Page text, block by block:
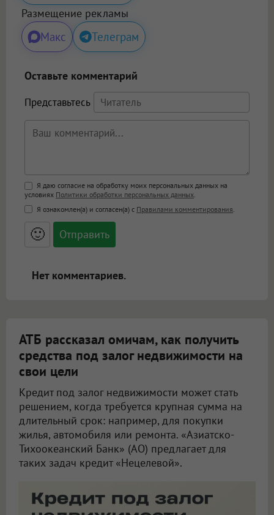
Размещение рекламы
Макс Телеграм
Оставьте комментарий
Представьтесь
Поддержка HTML
<b>, <strong>, <u>, <i>, <em>, <s>, <big>,
<small>, <sup>, <sub>, <pre>, <ul>, <ol>, <li>,
<blockquote>, <code> экранирует HTML,
адреса URL автоматически становятся
ссылками, и [img]адрес[/img] будет
Я даю согласие на обработку моих персональных данных на
условиях Политики обработки персональных данных
Я ознакомлен(а) и согласен(а) с Правилами комментирования
🙂
Нет комментариев.
АТБ рассказал омичам, как получить
средства под залог недвижимости на
свои цели
Кредит под залог недвижимости может стать
решением, когда требуется крупная сумма на
длительный срок: например, для покупки
жилья, автомобиля или ремонта. «Азиатско-
Тихоокеанский Банк» (АО) предлагает для
таких задач кредит «Нецелевой».